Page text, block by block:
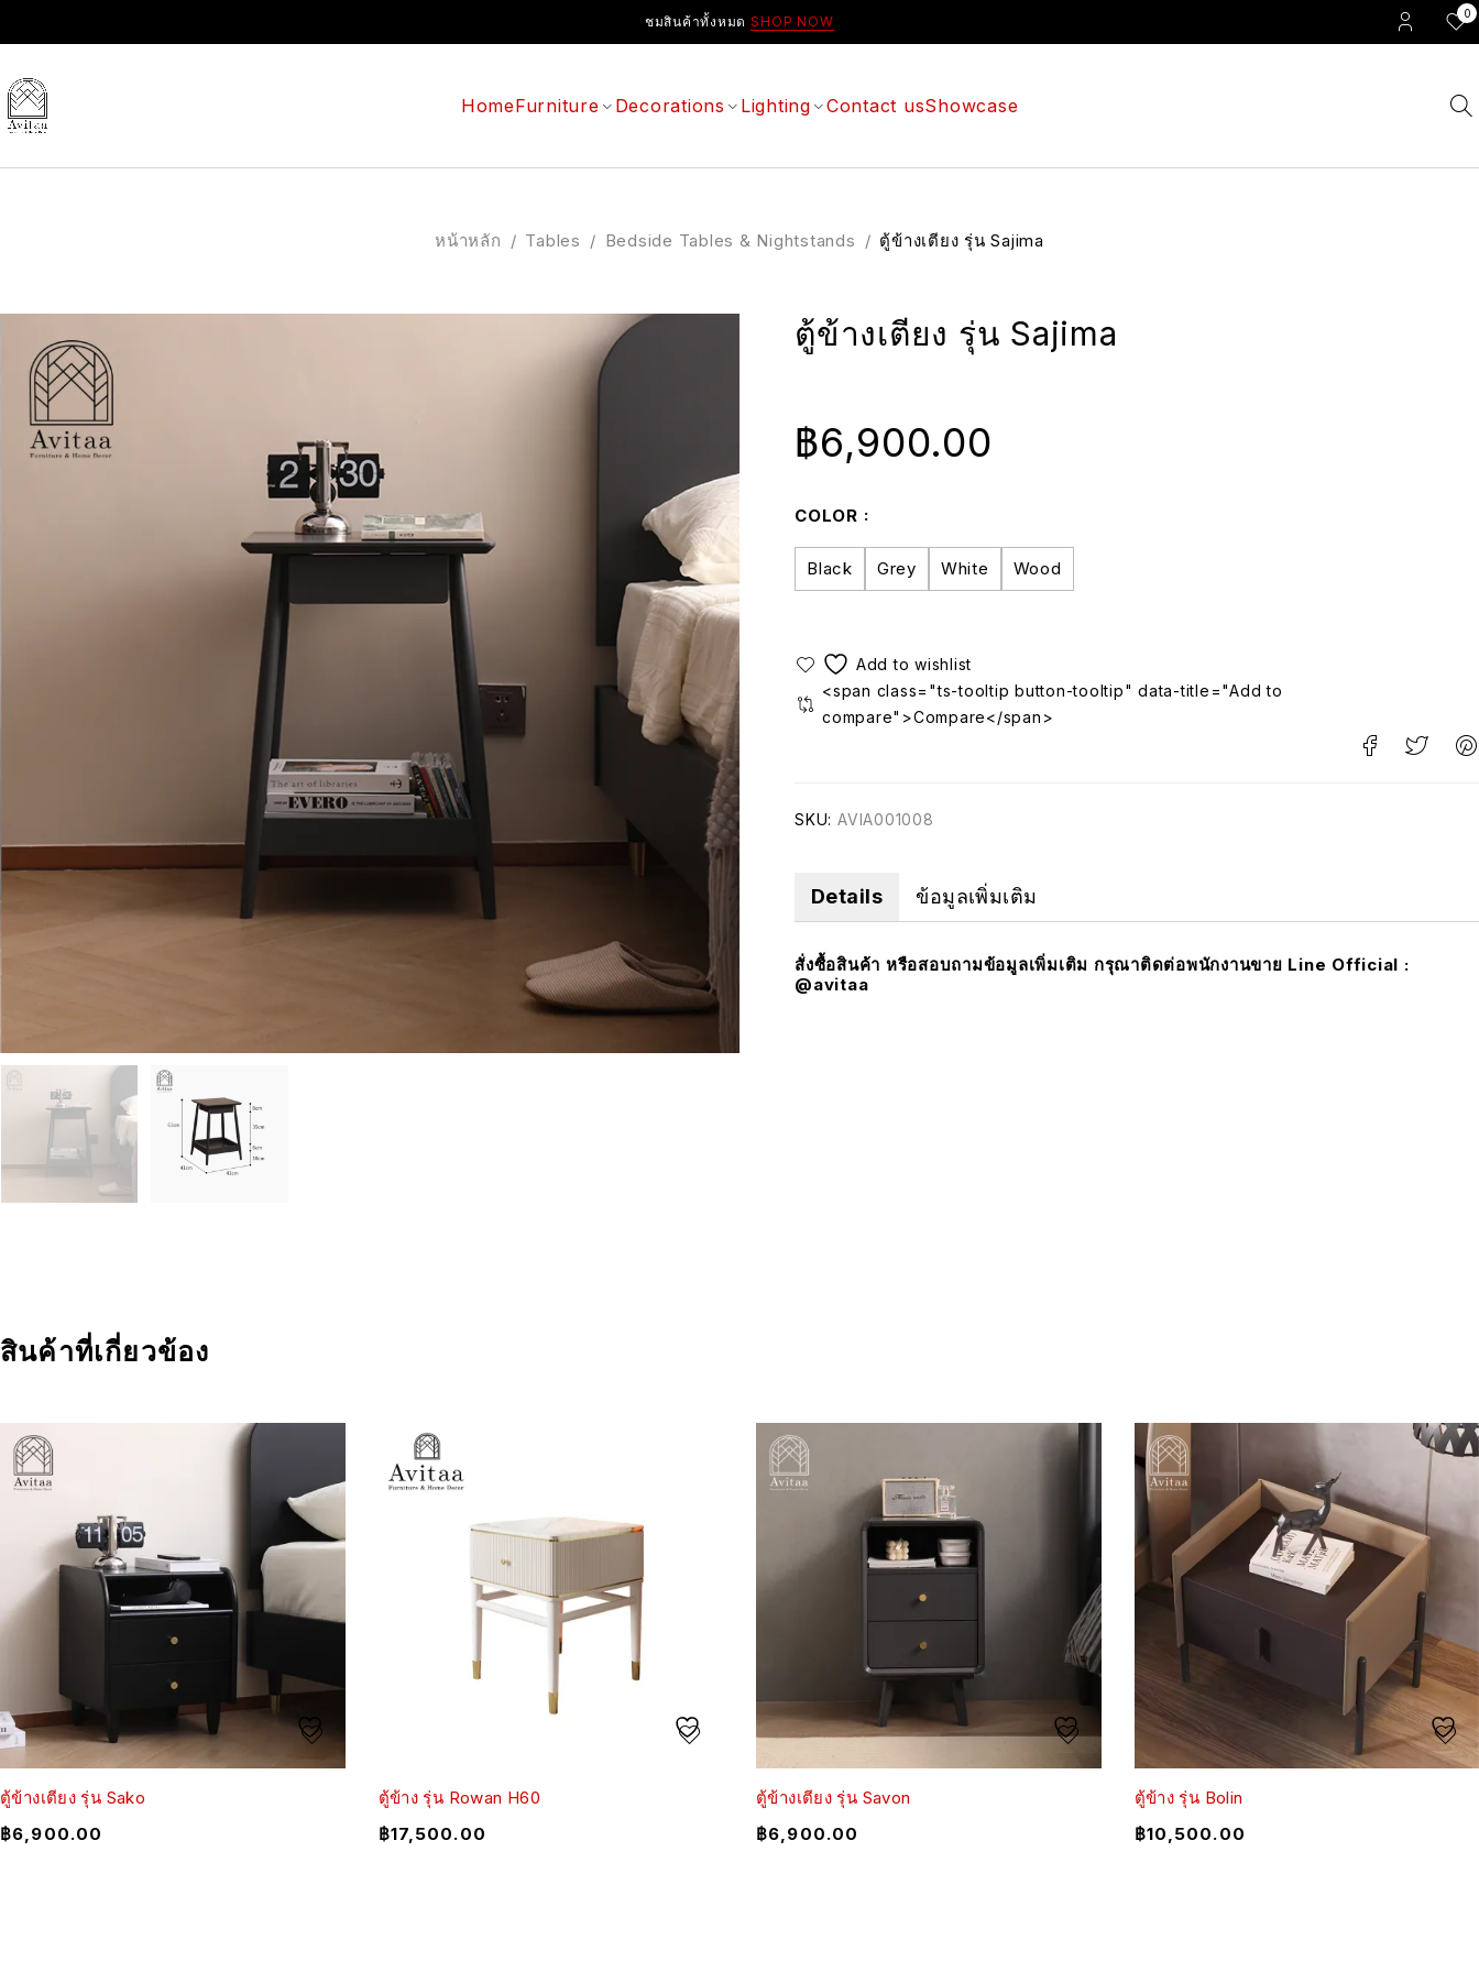
ชมสินค้าทั้งหมด SHOP NOW 0
HomeFurniture Decorations Lighting Contact usShowcase
หน้าหลัก / Tables / Bedside Tables & Nightstands / ตู้ข้างเตียง รุ่น Sajima
ตู้ข้างเตียง รุ่น Sajima
฿6,900.00
COLOR
Black Grey White Wood
<span class="ts-tooltip button-tooltip" data-title="Add to
compare">Compare</span>
SKU: AVIA001008
Details ข้อมูลเพิ่มเติม
สั่งซื้อสินค้า หรือสอบถามข้อมูลเพิ่มเติม กรุณาติดต่อพนักงานขาย Line Official :
@avitaa
สินค้าที่เกี่ยวข้อง
ตู้ข้างเตียง รุ่น Sako
฿6,900.00
ตู้ข้าง รุ่น Rowan H60
฿17,500.00
ตู้ข้างเตียง รุ่น Savon
฿6,900.00
ตู้ข้าง รุ่น Bolin
฿10,500.00